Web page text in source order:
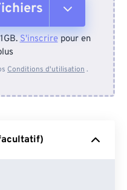
Drive
S'inscrirepour en
Conditions d'utilisation .